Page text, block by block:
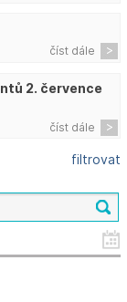
číst dále
2. července
číst dále
filtrovat